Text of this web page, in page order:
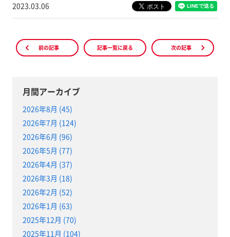
2023.03.06
前の記事 記事一覧に戻る 次の記事
月間アーカイブ
2026年8月 (45)
2026年7月 (124)
2026年6月 (96)
2026年5月 (77)
2026年4月 (37)
2026年3月 (18)
2026年2月 (52)
2026年1月 (63)
2025年12月 (70)
2025年11月 (104)